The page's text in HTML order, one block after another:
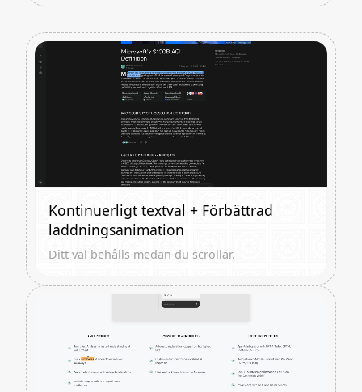
Kontinuerligt textval + Förbättrad
laddningsanimation
Ditt val behålls medan du scrollar.